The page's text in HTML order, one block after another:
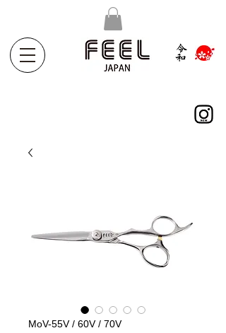
MoV-55V / 60V / 70V